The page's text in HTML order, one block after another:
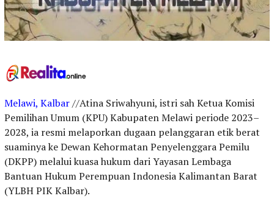
Melawi, Kalbar//Atina Sriwahyuni, istri sah Ketua Komisi
Pemilihan Umum (KPU) Kabupaten Melawi periode 2023–
2028, ia resmi melaporkan dugaan pelanggaran etik berat
suaminya ke Dewan Kehormatan Penyelenggara Pemilu
(DKPP) melalui kuasa hukum dari Yayasan Lembaga
Bantuan Hukum Perempuan Indonesia Kalimantan Barat
(YLBH PIK Kalbar).